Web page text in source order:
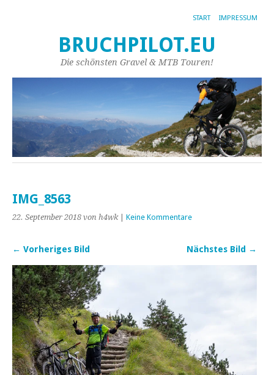
START IMPRESSUM
BRUCHPILOT.EU
Die schönsten Gravel & MTB Touren!
IMG_8563
22. September 2018 von h4wk| Keine Kommentare
← Vorheriges Bild Nächstes Bild →